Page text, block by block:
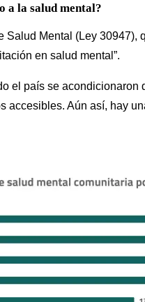
a la salud mental?
Salud Mental (Ley
en salud mental”.
el país se acondicionaron
accesibles. Aún así, hay